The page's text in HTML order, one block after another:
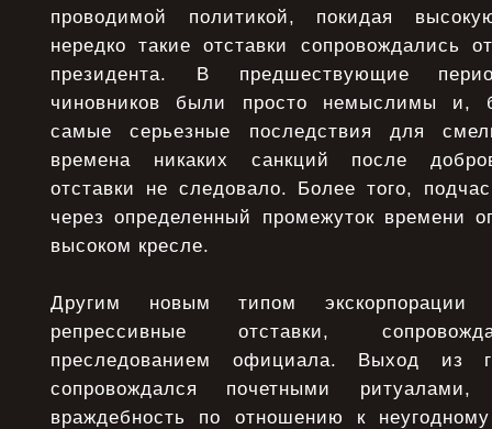
проводимой политикой, покидая
нередко такие отставки сопровождались
президента. В предшествующие
чиновников были просто немыслимы и,
самые серьезные последствия для
времена никаких санкций после
отставки не следовало. Более того,
через определенный промежуток времени
высоком кресле.
Другим новым типом
репрессивные отставки,
преследованием официала. Выход из
сопровождался почетными
враждебность по отношению к